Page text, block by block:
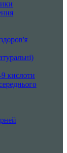
кислоти